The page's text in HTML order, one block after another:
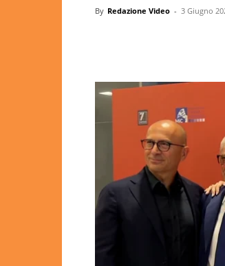
By Redazione Video - 3 Giugno